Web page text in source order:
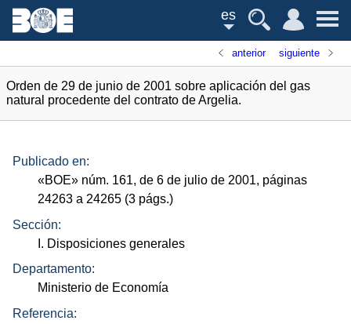
es
anterior siguiente
Orden de 29 de junio de 2001 sobre aplicación del gas
natural procedente del contrato de Argelia.
Publicado en:
«BOE» núm. 161, de 6 de julio de 2001, páginas
24263 a 24265 (3 págs.)
Sección:
I. Disposiciones generales
Departamento:
Ministerio de Economía
Referencia: